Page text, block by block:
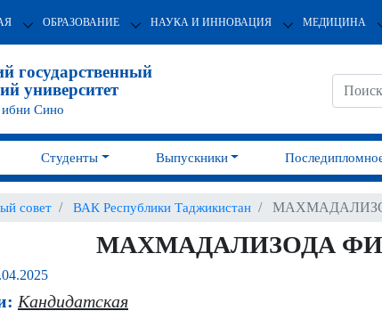
ОБРАЗОВАНИЕ НАУКА И ИННОВАЦИЯ МЕДИЦИНА
государственный
университет
Сино
Студенты Выпускники
совет ВАК Республики Таджикистан
МАХМАДАЛИЗОДА
Кандидатская